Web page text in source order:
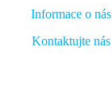
Informace o nás
Kontaktujte nás